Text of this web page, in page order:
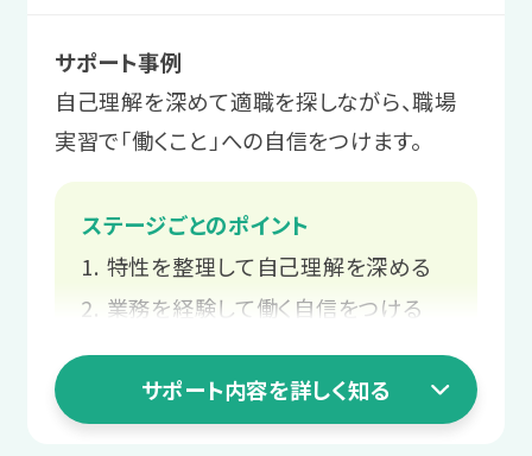
まずは1日2〜3時間から利用。プログラ
ムを受講し、体調管理やストレス対処法
を学びます。
サポート例
ご本人と相談しながら、個々のペー
スや目標に合った支援計画を立てま
サポート事例
自己理解を深めて適職を探しながら、職場
実習で「働くこと」への自信をつけます。
ステージごとのポイント
特性を整理して自己理解を深める
業務を経験して働く自信をつける
就職活動の知識を身につける
働き始めてからの不安を相談する
サポート内容を詳しく知る